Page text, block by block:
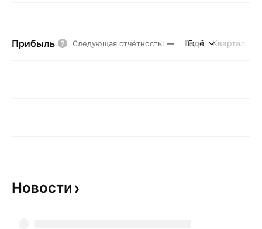
Прибыль Следующая отчётность: — Год Квартал
Ещё
Новости